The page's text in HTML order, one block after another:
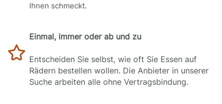
Ihnen schmeckt.
Einmal, immer oder ab und zu
Entscheiden Sie selbst, wie oft Sie Essen auf
Rädern bestellen wollen. Die Anbieter in unserer
Suche arbeiten alle ohne Vertragsbindung.